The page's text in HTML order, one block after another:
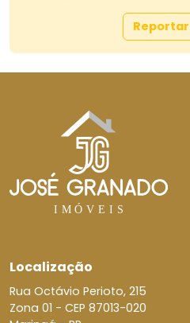
Localização
Rua Octávio Perioto, 215
Zona 01 - CEP 87013-020